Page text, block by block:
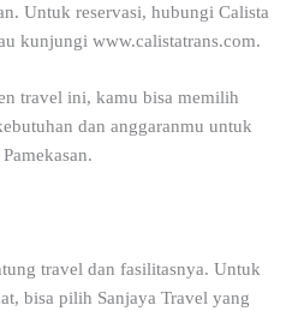
Untuk reservasi, hubungi Calista
kunjungi www.calistatrans.com.
travel ini, kamu bisa memilih
dan anggaranmu untuk
travel dan fasilitasnya. Untuk
bisa pilih Sanjaya Travel yang